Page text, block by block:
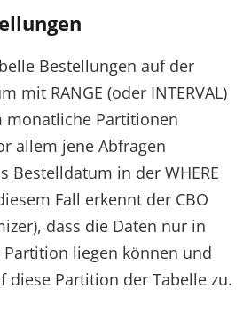
Bestellungen auf der
mit RANGE (oder INTERVAL)
Partitionen
allem jene Abfragen
Bestelldatum in der WHERE
Fall erkennt der CBO
dass die Daten nur in
liegen können und
diese Partition der Tabelle zu.